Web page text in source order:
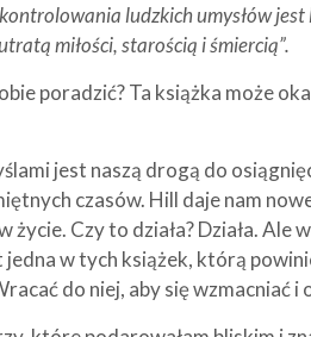
ludzkich umysłów jest
miłości, starością i śmiercią”.
poradzić? Ta książka może
jest naszą drogą do
czasów. Hill daje nam
Czy to działa? Działa. Ale
w tych książek, którą
do niej, aby się wzmacniać i